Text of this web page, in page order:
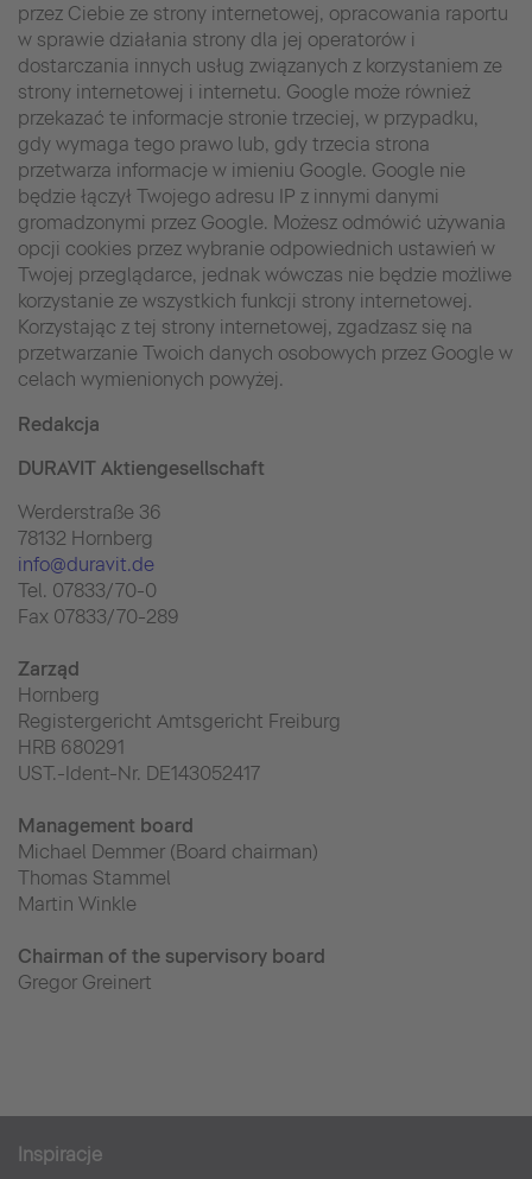
przez Ciebie ze strony internetowej, opracowania raportu
w sprawie działania strony dla jej operatorów i
dostarczania innych usług związanych z korzystaniem ze
strony internetowej i internetu. Google może również
przekazać te informacje stronie trzeciej, w przypadku,
gdy wymaga tego prawo lub, gdy trzecia strona
przetwarza informacje w imieniu Google. Google nie
będzie łączył Twojego adresu IP z innymi danymi
gromadzonymi przez Google. Możesz odmówić używania
opcji cookies przez wybranie odpowiednich ustawień w
Twojej przeglądarce, jednak wówczas nie będzie możliwe
korzystanie ze wszystkich funkcji strony internetowej.
Korzystając z tej strony internetowej, zgadzasz się na
przetwarzanie Twoich danych osobowych przez Google w
celach wymienionych powyżej.
Redakcja
DURAVIT Aktiengesellschaft
Werderstraße 36
78132 Hornberg
info@duravit.de
Tel. 07833/70-0
Fax 07833/70-289
Zarząd
Hornberg
Registergericht Amtsgericht Freiburg
HRB 680291
UST.-Ident-Nr. DE143052417
Management board
Michael Demmer (Board chairman)
Thomas Stammel
Martin Winkle
Chairman of the supervisory board
Gregor Greinert
Inspiracje